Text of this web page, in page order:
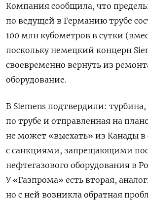
Компания сообщила, что
по ведущей в Германию трубе
100 млн кубометров в сутки
поскольку немецкий концерн
своевременно вернуть из
оборудование.
В Siemens подтвердили: турбина,
по трубе и отправленная на
не может «выехать» из Канады в
с санкциями, запрещающими
нефтегазового оборудования в
У «Газпрома» есть вторая,
но с ней возникла обратная